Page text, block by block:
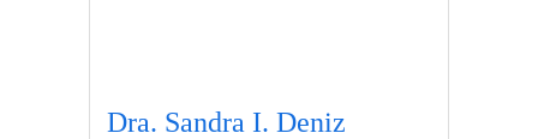
Dra. Sandra I. Deniz